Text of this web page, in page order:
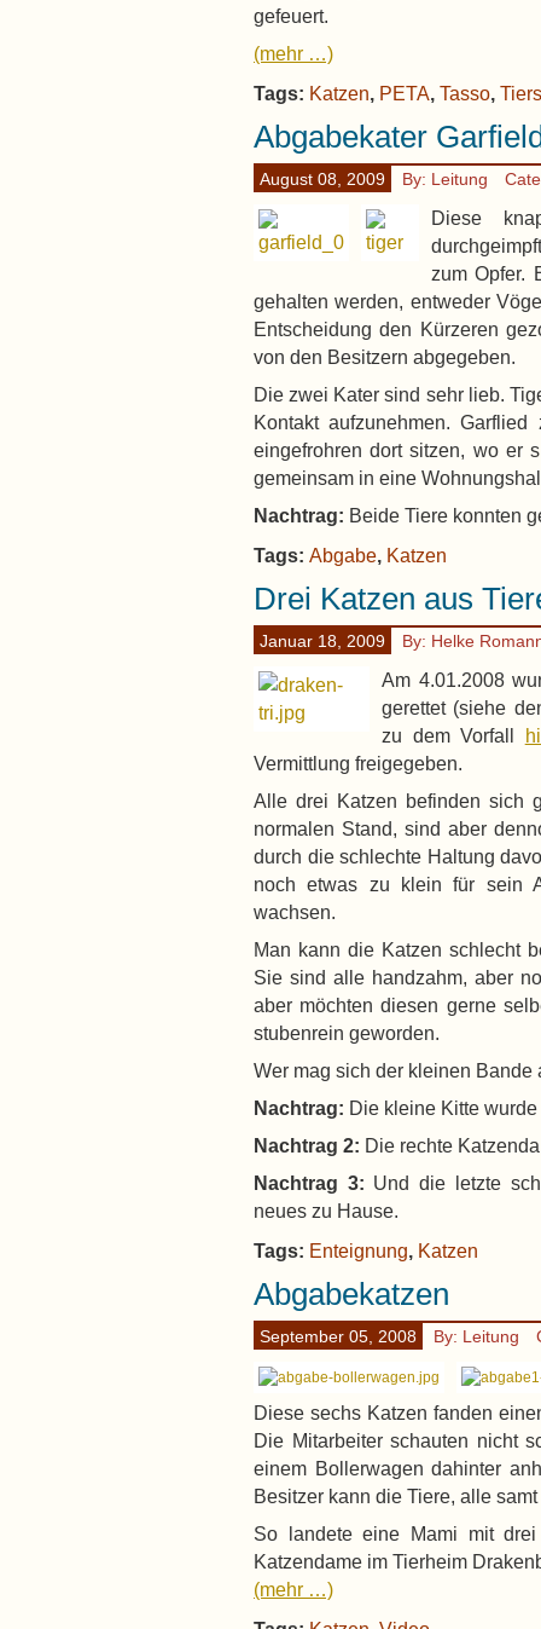
gefeuert.
(mehr …)
Tags: Katzen, PETA, Tasso,
Abgabekater
August 08, 2009 By: Leitung
Diese
zum Opfer.
gehalten werden, entweder
Entscheidung den Kürzeren
von den Besitzern abgegeben.
Die zwei Kater sind sehr lieb.
Kontakt aufzunehmen.
eingefrohren dort sitzen, wo er
gemeinsam in eine
Nachtrag: Beide Tiere konnten
Tags: Abgabe, Katzen
Drei Katzen aus
Januar 18, 2009 By: Helke
Am 4.01.2008
gerettet (siehe
zu dem Vorfall
Vermittlung freigegeben.
Alle drei Katzen befinden sich
normalen Stand, sind aber
durch die schlechte Haltung
noch etwas zu klein für sein
wachsen.
Man kann die Katzen schlecht
Sie sind alle handzahm, aber
aber möchten diesen gerne
stubenrein geworden.
Wer mag sich der kleinen Bande
Nachtrag: Die kleine Kitte
Nachtrag 2: Die rechte
Nachtrag 3: Und die letzte
neues zu Hause.
Tags: Enteignung, Katzen
Abgabekatzen
September 05, 2008 By: Leitung
Diese sechs Katzen fanden
Die Mitarbeiter schauten nicht
einem Bollerwagen dahinter
Besitzer kann die Tiere, alle
So landete eine Mami mit
Katzendame im Tierheim
(mehr …)